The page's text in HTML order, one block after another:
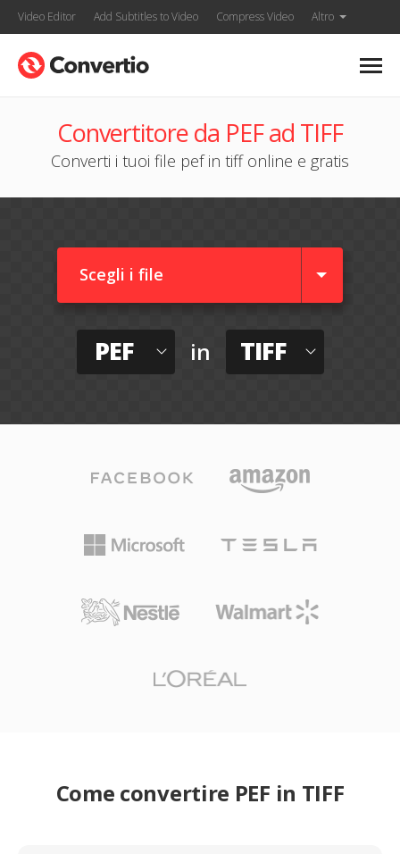
Video Editor Add Subtitles to Video Compress Video Altro
Convertitore da PEF ad TIFF
Converti i tuoi file pef in tiff online e gratis
Scegli i file
PEF in TIFF
Come convertire PEF in TIFF